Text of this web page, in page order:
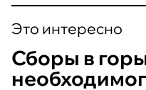
Это интересно
Сборы в